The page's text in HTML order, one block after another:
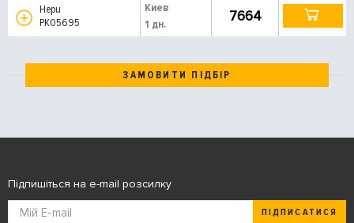
Hepu
PK05695
Киев
1 дн.
7664
ЗАМОВИТИ ПІДБІР
Підпишіться на e-mail розсилку
ПІДПИСАТИСЯ